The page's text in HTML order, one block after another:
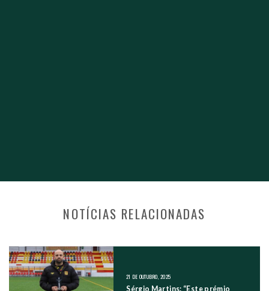
NOTÍCIAS RELACIONADAS
NAVEGAÇÃO NOS POSTS
21 DE OUTUBRO, 2025
Sérgio Martins: “Este prémio